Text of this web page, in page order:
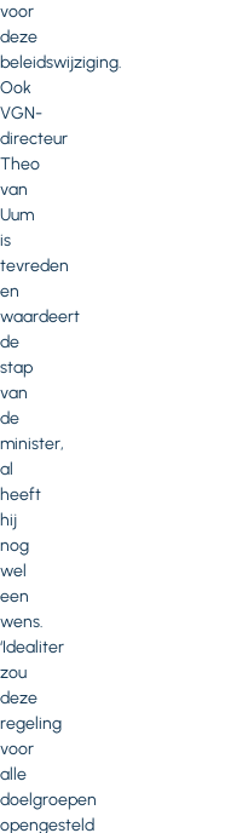
voor
deze
beleidswijziging.
Ook
VGN-
directeur
Theo
van
Uum
is
tevreden
en
waardeert
de
stap
van
de
minister,
al
heeft
hij
nog
wel
een
wens.
‘Idealiter
zou
deze
regeling
voor
alle
doelgroepen
opengesteld